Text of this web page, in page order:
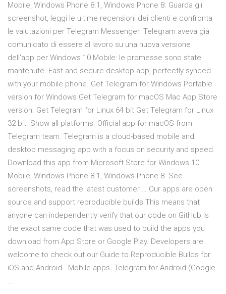
Mobile, Windows Phone 8.1, Windows Phone 8. Guarda gli
screenshot, leggi le ultime recensioni dei clienti e confronta
le valutazioni per Telegram Messenger. Telegram aveva già
comunicato di essere al lavoro su una nuova versione
dell'app per Windows 10 Mobile: le promesse sono state
mantenute. Fast and secure desktop app, perfectly synced
with your mobile phone. Get Telegram for Windows Portable
version for Windows Get Telegram for macOS Mac App Store
version. Get Telegram for Linux 64 bit Get Telegram for Linux
32 bit. Show all platforms. Official app for macOS from
Telegram team. Telegram is a cloud-based mobile and
desktop messaging app with a focus on security and speed.
Download this app from Microsoft Store for Windows 10
Mobile, Windows Phone 8.1, Windows Phone 8. See
screenshots, read the latest customer … Our apps are open
source and support reproducible builds.This means that
anyone can independently verify that our code on GitHub is
the exact same code that was used to build the apps you
download from App Store or Google Play. Developers are
welcome to check out our Guide to Reproducible Builds for
iOS and Android.. Mobile apps. Telegram for Android (Google
…